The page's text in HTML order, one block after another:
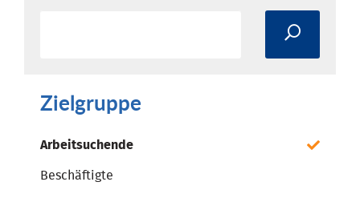
Zielgruppe
Arbeitsuchende
Beschäftigte